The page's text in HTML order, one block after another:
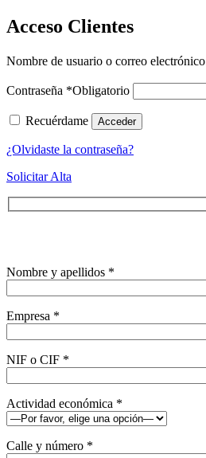
Acceso Clientes
Nombre de usuario o correo electrónico
Contraseña *Obligatorio
Recuérdame Acceder
¿Olvidaste la contraseña?
Solicitar Alta
Nombre y apellidos *
Empresa *
NIF o CIF *
Actividad económica *
Calle y número *